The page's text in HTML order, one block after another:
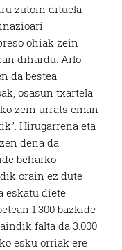
zutoin dituela
ohiak zein
dihardu. Arlo
da bestea:
osasun txartela
zein urrats eman
Hirugarrena eta
dena da.
beharko
orain ez dute
eskatu diete
1.300 bazkide
falta da 3.000
esku orriak ere